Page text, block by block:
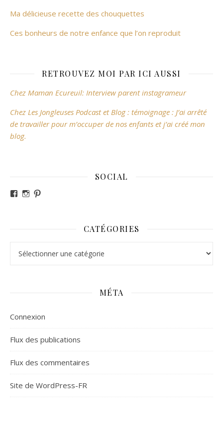
Ma délicieuse recette des chouquettes
Ces bonheurs de notre enfance que l’on reproduit
RETROUVEZ MOI PAR ICI AUSSI
Chez Maman Ecureuil: Interview parent instagrameur
Chez Les Jongleuses Podcast et Blog : témoignage : J’ai arrêté
de travailler pour m’occuper de nos enfants et j’ai créé mon
blog.
SOCIAL
Voir le profil de revesdefripouilles sur Facebook
Voir le profil de claire_revesdefripouilles sur
CATÉGORIES
MÉTA
Connexion
Flux des publications
Flux des commentaires
Site de WordPress-FR